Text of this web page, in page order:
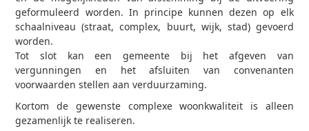
geformuleerd worden. In principe kunnen dezen op elk
schaalniveau (straat, complex, buurt, wijk, stad) gevoerd
worden.
Tot slot kan een gemeente bij het afgeven van
vergunningen en het afsluiten van convenanten
voorwaarden stellen aan verduurzaming.
Kortom de gewenste complexe woonkwaliteit is alleen
gezamenlijk te realiseren.